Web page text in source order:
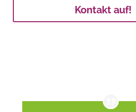
Kontakt auf!